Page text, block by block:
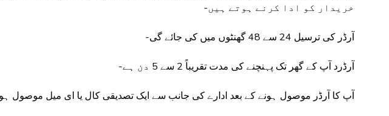
خریدار کو ادا کرنے ہوتے ہیں-
آرڈر کی ترسیل 24 سے 48 گھنٹوں میں کی جائے گی-
آرڈرد آپ کے گھر تک پہنچنے کی مدت تقریباً 2 سے 5 دن ہے-
آپ کا آرڈر موصول ہونے کے بعد ادارے کی جانب سے ایک تصدیقی کال یا ای میل